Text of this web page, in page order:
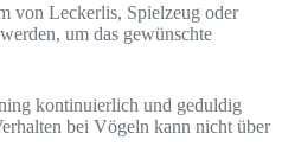
von Leckerlis, Spielzeug oder
um das gewünschte
kontinuierlich und geduldig
bei Vögeln kann nicht über